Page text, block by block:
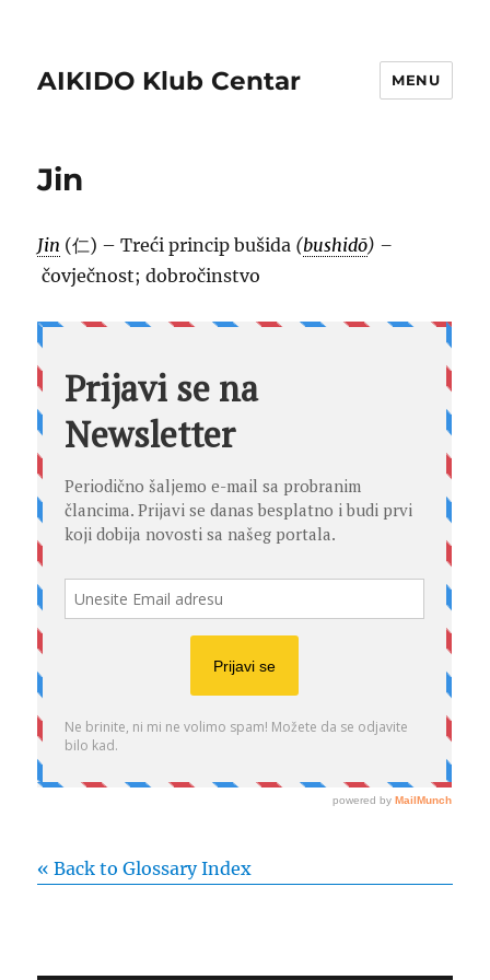
AIKIDO Klub Centar MENU
Jin
Jin (仁) – Treći princip bušida (bushidō) –
čovječnost; dobročinstvo
« Back to Glossary Index